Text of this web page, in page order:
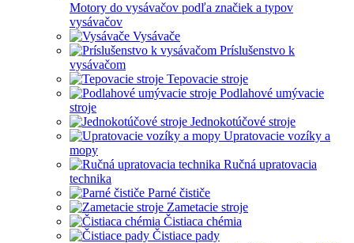
Motory do vysávačov podľa značiek a typov
vysávačov
Vysávače
Príslušenstvo k
vysávačom
Tepovacie stroje
Podlahové umývacie
stroje
Jednokotúčové stroje
Upratovacie vozíky a
mopy
Ručná upratovacia
technika
Parné čističe
Zametacie stroje
Čistiaca chémia
Čistiace pady